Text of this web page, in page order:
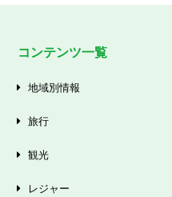
コンテンツ一覧
地域別情報
旅行
観光
レジャー